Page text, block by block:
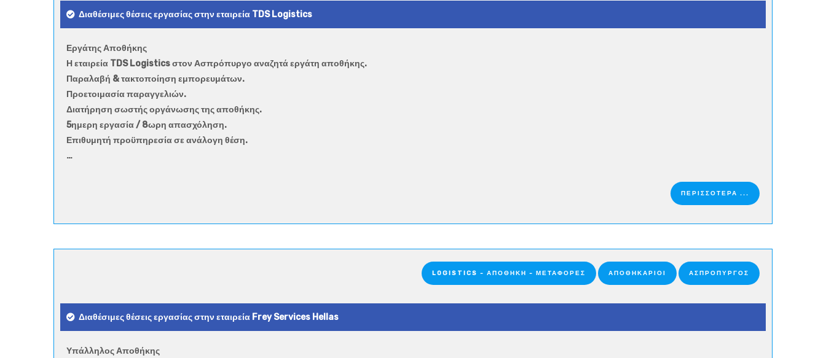
Διαθέσιμες θέσεις εργασίας στην εταιρεία TDS Logistics
Εργάτης Αποθήκης
Η εταιρεία TDS Logistics στον Ασπρόπυργο αναζητά εργάτη αποθήκης.
Παραλαβή & τακτοποίηση εμπορευμάτων.
Προετοιμασία παραγγελιών.
Διατήρηση σωστής οργάνωσης της αποθήκης.
5ημερη εργασία / 8ωρη απασχόληση.
Επιθυμητή προϋπηρεσία σε ανάλογη θέση.
…
ΠΕΡΙΣΣΟΤΕΡΑ ...
LOGISTICS - ΑΠΟΘΉΚΗ - ΜΕΤΑΦΟΡΈΣ ΑΠΟΘΗΚΆΡΙΟΙ ΑΣΠΡΟΠΥΡΓΟΣ
Διαθέσιμες θέσεις εργασίας στην εταιρεία Frey Services Hellas
Υπάλληλος Αποθήκης